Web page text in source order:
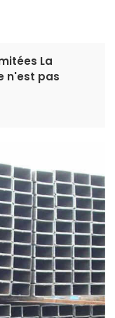
La
n'est pas